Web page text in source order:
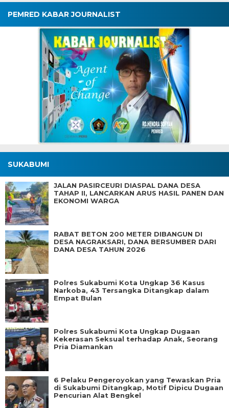
PEMRED KABAR JOURNALIST
SUKABUMI
JALAN PASIRCEURI DIASPAL DANA DESA
TAHAP II, LANCARKAN ARUS HASIL PANEN DAN
EKONOMI WARGA
RABAT BETON 200 METER DIBANGUN DI
DESA NAGRAKSARI, DANA BERSUMBER DARI
DANA DESA TAHUN 2026
Polres Sukabumi Kota Ungkap 36 Kasus
Narkoba, 43 Tersangka Ditangkap dalam
Empat Bulan
Polres Sukabumi Kota Ungkap Dugaan
Kekerasan Seksual terhadap Anak, Seorang
Pria Diamankan
6 Pelaku Pengeroyokan yang Tewaskan Pria
di Sukabumi Ditangkap, Motif Dipicu Dugaan
Pencurian Alat Bengkel